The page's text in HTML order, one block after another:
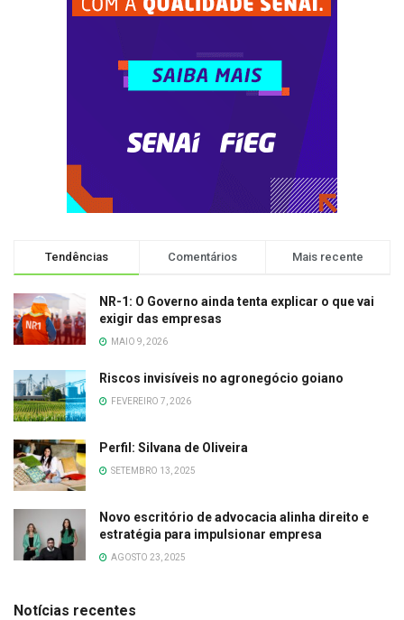
Tendências Comentários Mais recente
NR-1: O Governo ainda tenta explicar o que vai
exigir das empresas
MAIO 9, 2026
Riscos invisíveis no agronegócio goiano
FEVEREIRO 7, 2026
Perfil: Silvana de Oliveira
SETEMBRO 13, 2025
Novo escritório de advocacia alinha direito e
estratégia para impulsionar empresa
AGOSTO 23, 2025
Notícias recentes